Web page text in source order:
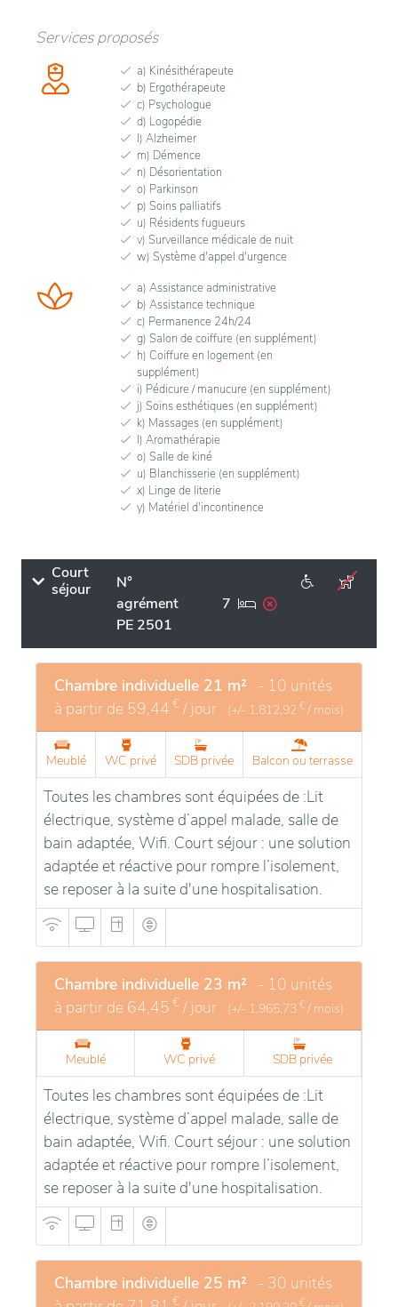
Services proposés
a) Kinésithérapeute
b) Ergothérapeute
c) Psychologue
d) Logopédie
l) Alzheimer
m) Démence
n) Désorientation
o) Parkinson
p) Soins palliatifs
u) Résidents fugueurs
v) Surveillance médicale de nuit
w) Système d'appel d'urgence
a) Assistance administrative
b) Assistance technique
c) Permanence 24h/24
g) Salon de coiffure (en supplément)
h) Coiffure en logement (en
supplément)
i) Pédicure / manucure (en supplément)
j) Soins esthétiques (en supplément)
k) Massages (en supplément)
l) Aromathérapie
o) Salle de kiné
u) Blanchisserie (en supplément)
x) Linge de literie
y) Matériel d'incontinence
Court
séjour
N°
agrément
PE 2501
7
Chambre individuelle 21 m² - 10 unités
à partir de 59,44 € / jour (+/- 1.812,92 € / mois)
Meublé WC privé SDB privée Balcon ou terrasse
Toutes les chambres sont équipées de :Lit
électrique, système d’appel malade, salle de
bain adaptée, Wifi. Court séjour : une solution
adaptée et réactive pour rompre l’isolement,
se reposer à la suite d'une hospitalisation.
Chambre individuelle 23 m² - 10 unités
à partir de 64,45 € / jour (+/- 1.965,73 € / mois)
Meublé WC privé SDB privée
Toutes les chambres sont équipées de :Lit
électrique, système d’appel malade, salle de
bain adaptée, Wifi. Court séjour : une solution
adaptée et réactive pour rompre l’isolement,
se reposer à la suite d'une hospitalisation.
Chambre individuelle 25 m² - 30 unités
€ €